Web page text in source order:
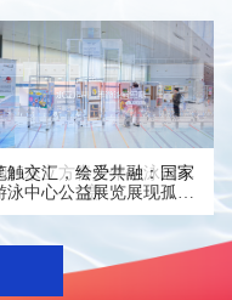
水立方青少年游泳冠军
赛
爱同行，照亮未来：国家
泳中心为孤独症儿童点亮
爱与希望
触交汇，绘爱共融：国家
泳中心公益展览展现孤独
症儿童的心灵画卷
水立方青少年游泳冠军
赛